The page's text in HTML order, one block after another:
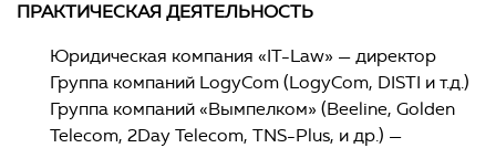
ПРАКТИЧЕСКАЯ ДЕЯТЕЛЬНОСТЬ
Юридическая компания «IT-Law» — директор
Группа компаний LogyCom (LogyCom, DISTI и т.д.)
Группа компаний «Вымпелком» (Beeline, Golden
Telecom, 2Day Telecom, TNS-Plus, и др.) —